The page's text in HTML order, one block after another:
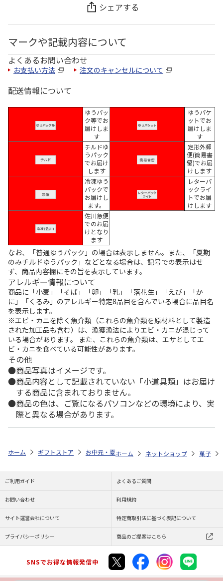
シェアする
マークや記載内容について
よくあるお問い合わせ
お支払い方法 注文のキャンセルについて
配送情報について
ゆうパッ
ク等でお
届けしま
す
ゆうパケ
ットでお
届けしま
す
チルドゆ
うパック
でお届け
します
定形外郵
便(簡易書
留)でお届
けします
冷凍ゆう
パックで
お届けし
ます。
レターパ
ックライ
トでお届
けします
佐川急便
でのお届
けとなり
ます
なお、「普通ゆうパック」の場合は表示しません。また、「夏期
のみチルドゆうパック」などとなる場合は、記号での表示はせ
ず、商品内容欄にその旨を表示しています。
アレルギー情報について
商品に「小麦」「そば」「卵」「乳」「落花生」「えび」「か
に」「くるみ」のアレルギー特定8品目を含んでいる場合に品目名
を表示します。
※エビ・カニを除く魚介類（これらの魚介類を原材料として製造
された加工品も含む）は、漁獲漁法によりエビ・カニが混じって
いる場合があります。 また、これらの魚介類は、エサとしてエ
ビ・カニを食べている可能性があります。
その他
商品写真はイメージです。
商品内容として記載されていない「小道具類」はお届け
する商品に含まれておりません。
商品の色は、ご覧になるパソコンなどの環境により、実
際と異なる場合があります。
ホーム ギフトストア お中元・夏ギフト特集 2026 ゆうゆうギフト
ホーム ネットショップ 菓子
ご利用ガイド よくあるご質問
お問い合わせ 利用規約
サイト運営会社について 特定商取引法に基づく表記について
プライバシーポリシー 商品のご提案はこちら
SNSでお得な情報発信中